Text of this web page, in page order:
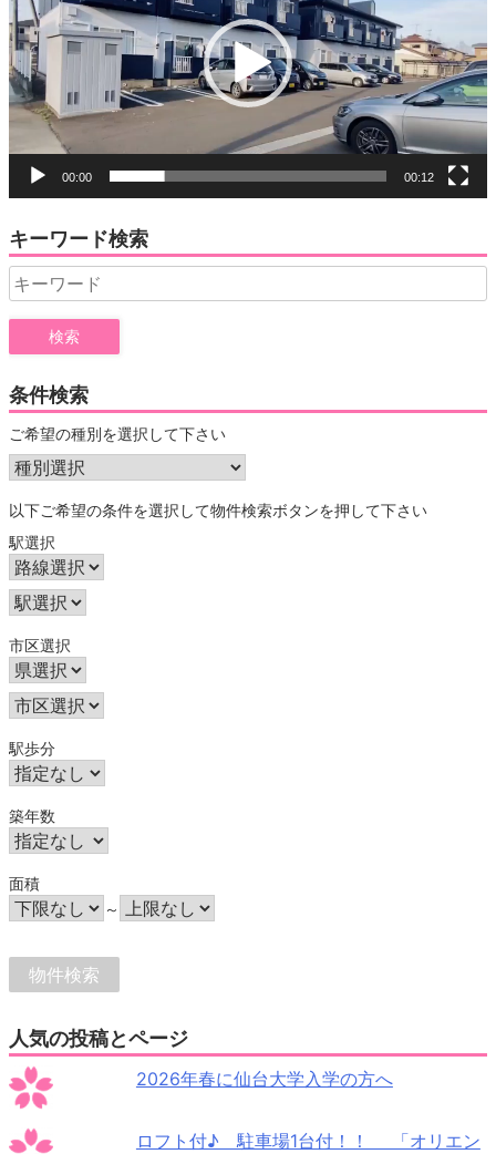
レ
ー
ヤ
ー
00:00 00:12
キーワード検索
Search
for:
条件検索
ご希望の種別を選択して下さい
以下ご希望の条件を選択して物件検索ボタンを押して下さい
駅選択
市区選択
駅歩分
築年数
面積
～
人気の投稿とページ
2026年春に仙台大学入学の方へ
ロフト付♪ 駐車場1台付！！ 「オリエン